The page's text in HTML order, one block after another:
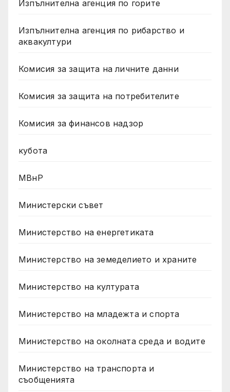
Изпълнителна агенция по горите
Изпълнителна агенция по рибарство и
аквакултури
Комисия за защита на личните данни
Комисия за защита на потребителите
Комисия за финансов надзор
кубота
МВнР
Министерски съвет
Министерство на енергетиката
Министерство на земеделието и храните
Министерство на културата
Министерство на младежта и спорта
Министерство на околната среда и водите
Министерство на транспорта и
съобщенията